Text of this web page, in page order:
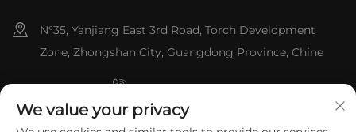
N°35, Yanjiang East 3rd Road, Torch Development
Zone, Zhongshan City, Guangdong Province, Chine
+86-076023631800
+86-13631181961
We value your privacy